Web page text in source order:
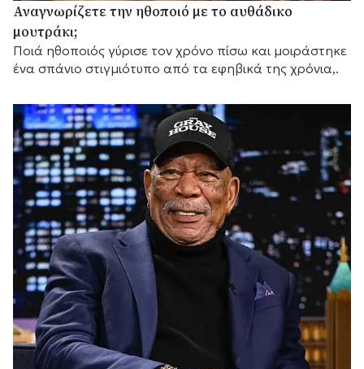
Αναγνωρίζετε την ηθοποιό με το αυθάδικο
μουτράκι;
Ποιά ηθοποιός γύρισε τον χρόνο πίσω και μοιράστηκε
ένα σπάνιο στιγμιότυπο από τα εφηβικά της χρόνια,.